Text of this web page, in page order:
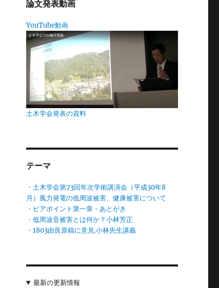
論文発表動画
YouTube動画
土木学会発表の資料
テーマ
・土木学会第73回年次学術講演会（平成30年8
月）風力発電の低周波被害、健康被害について
・ピアポイント第一章・あとがき
・低周波音被害とは何か？小林芳正
・1803由良原稿に意見.小林先生講義
最新の更新情報